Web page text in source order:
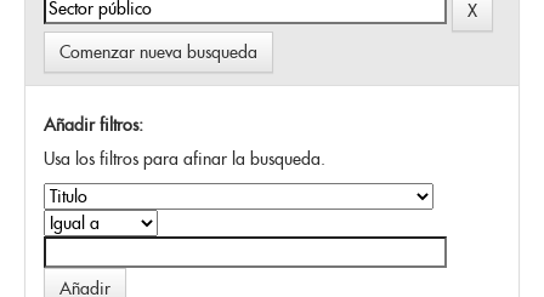
Comenzar nueva busqueda
Añadir filtros:
Usa los filtros para afinar la busqueda.